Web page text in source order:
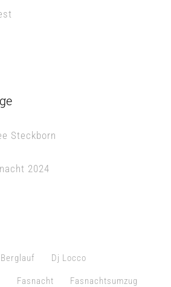
Steckborn
2024
Berglauf Dj Locco
Fasnacht Fasnachtsumzug